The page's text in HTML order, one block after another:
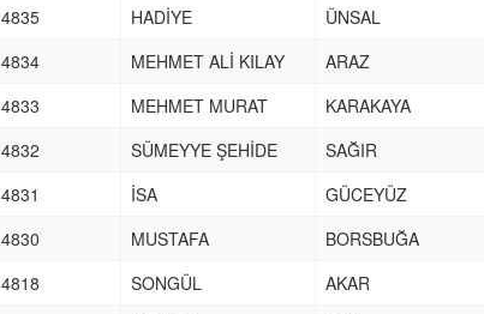
4835 HADİYE ÜNSAL
4834 MEHMET ALİ KILAY ARAZ
4833 MEHMET MURAT KARAKAYA
4832 SÜMEYYE ŞEHİDE SAĞIR
4831 İSA GÜCEYÜZ
4830 MUSTAFA BORSBUĞA
4818 SONGÜL AKAR